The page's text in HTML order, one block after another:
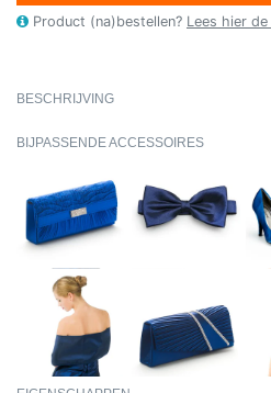
Product (na)bestellen? Lees hier
BESCHRIJVING
BIJPASSENDE ACCESSOIRES